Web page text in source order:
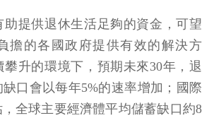
助提供退休生活足夠的資金，可望
擔的各國政府提供有效的解決方
升的環境下，預期未來30年，退
口會以每年5%的速率增加；國際
全球主要經濟體平均儲蓄缺口約8